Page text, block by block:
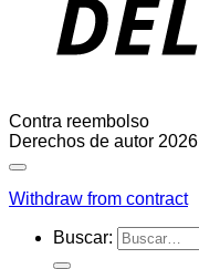
Contra reembolso
Derechos de autor 2026
Withdraw from contract
Buscar: